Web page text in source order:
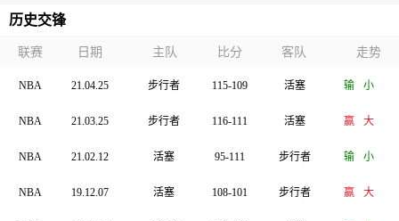
历史交锋
联赛 日期 主队 比分 客队 走势
NBA 21.04.25 步行者 115-109 活塞 输 小
NBA 21.03.25 步行者 116-111 活塞 赢 大
NBA 21.02.12 活塞 95-111 步行者 输 小
NBA 19.12.07 活塞 108-101 步行者 赢 大